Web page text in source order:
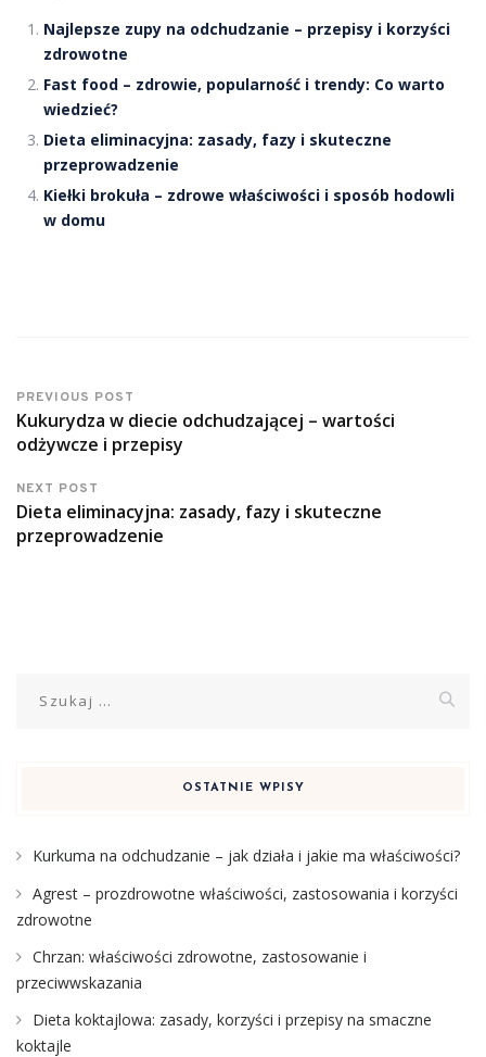
Najlepsze zupy na odchudzanie – przepisy i korzyści
zdrowotne
Fast food – zdrowie, popularność i trendy: Co warto
wiedzieć?
Dieta eliminacyjna: zasady, fazy i skuteczne
przeprowadzenie
Kiełki brokuła – zdrowe właściwości i sposób hodowli
w domu
PREVIOUS POST
Kukurydza w diecie odchudzającej – wartości
odżywcze i przepisy
NEXT POST
Dieta eliminacyjna: zasady, fazy i skuteczne
przeprowadzenie
OSTATNIE WPISY
Kurkuma na odchudzanie – jak działa i jakie ma właściwości?
Agrest – prozdrowotne właściwości, zastosowania i korzyści
zdrowotne
Chrzan: właściwości zdrowotne, zastosowanie i
przeciwwskazania
Dieta koktajlowa: zasady, korzyści i przepisy na smaczne
koktajle